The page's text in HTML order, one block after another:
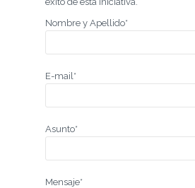
Nombre y Apellido*
E-mail*
Asunto*
Mensaje*